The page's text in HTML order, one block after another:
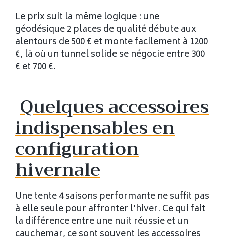
Le prix suit la même logique : une
géodésique 2 places de qualité débute aux
alentours de 500 € et monte facilement à 1200
€, là où un tunnel solide se négocie entre 300
€ et 700 €.
Quelques accessoires
indispensables en
configuration
hivernale
Une tente 4 saisons performante ne suffit pas
à elle seule pour affronter l'hiver. Ce qui fait
la différence entre une nuit réussie et un